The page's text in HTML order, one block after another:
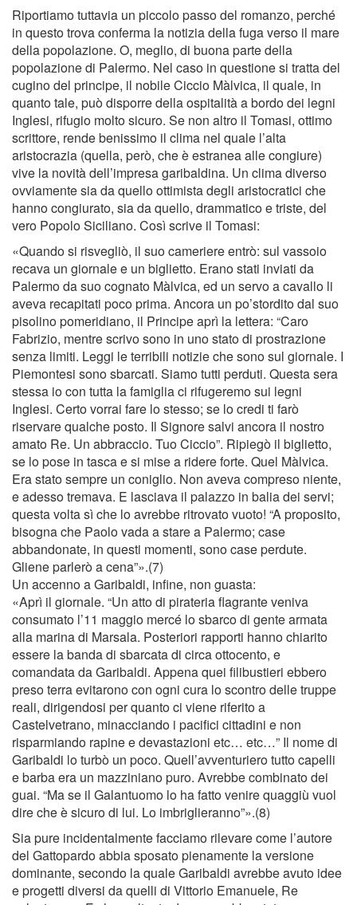
Riportiamo tuttavia un piccolo passo del romanzo, perché
in questo trova conferma la notizia della fuga verso il mare
della popolazione. O, meglio, di buona parte della
popolazione di Palermo. Nel caso in questione si tratta del
cugino del principe, il nobile Ciccio Màlvica, il quale, in
quanto tale, può disporre della ospitalità a bordo dei legni
Inglesi, rifugio molto sicuro. Se non altro il Tomasi, ottimo
scrittore, rende benissimo il clima nel quale l’alta
aristocrazia (quella, però, che è estranea alle congiure)
vive la novità dell’impresa garibaldina. Un clima diverso
ovviamente sia da quello ottimista degli aristocratici che
hanno congiurato, sia da quello, drammatico e triste, del
vero Popolo Siciliano. Così scrive il Tomasi:
«Quando si risvegliò, il suo cameriere entrò: sul vassoio
recava un giornale e un biglietto. Erano stati inviati da
Palermo da suo cognato Màlvica, ed un servo a cavallo li
aveva recapitati poco prima. Ancora un po’stordito dal suo
pisolino pomeridiano, il Principe aprì la lettera: “Caro
Fabrizio, mentre scrivo sono in uno stato di prostrazione
senza limiti. Leggi le terribili notizie che sono sul giornale. I
Piemontesi sono sbarcati. Siamo tutti perduti. Questa sera
stessa io con tutta la famiglia ci rifugeremo sui legni
Inglesi. Certo vorrai fare lo stesso; se lo credi ti farò
riservare qualche posto. Il Signore salvi ancora il nostro
amato Re. Un abbraccio. Tuo Ciccio”. Ripiegò il biglietto,
se lo pose in tasca e si mise a ridere forte. Quel Màlvica.
Era stato sempre un coniglio. Non aveva compreso niente,
e adesso tremava. E lasciava il palazzo in balia dei servi;
questa volta sì che lo avrebbe ritrovato vuoto! “A proposito,
bisogna che Paolo vada a stare a Palermo; case
abbandonate, in questi momenti, sono case perdute.
Gliene parlerò a cena”».(7)
Un accenno a Garibaldi, inﬁne, non guasta:
«Aprì il giornale. “Un atto di pirateria ﬂagrante veniva
consumato l’11 maggio mercé lo sbarco di gente armata
alla marina di Marsala. Posteriori rapporti hanno chiarito
essere la banda di sbarcata di circa ottocento, e
comandata da Garibaldi. Appena quei ﬁlibustieri ebbero
preso terra evitarono con ogni cura lo scontro delle truppe
reali, dirigendosi per quanto ci viene riferito a
Castelvetrano, minacciando i paciﬁci cittadini e non
risparmiando rapine e devastazioni etc… etc…” Il nome di
Garibaldi lo turbò un poco. Quell’avventuriero tutto capelli
e barba era un mazziniano puro. Avrebbe combinato dei
guai. “Ma se il Galantuomo lo ha fatto venire quaggiù vuol
dire che è sicuro di lui. Lo imbriglieranno”».(8)
Sia pure incidentalmente facciamo rilevare come l’autore
del Gattopardo abbia sposato pienamente la versione
dominante, secondo la quale Garibaldi avrebbe avuto idee
e progetti diversi da quelli di Vittorio Emanuele, Re